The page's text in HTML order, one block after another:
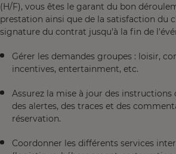
(H/F), vous êtes le garant du bon
prestation ainsi que de la satisfaction du
signature du contrat jusqu'à la fin de
Gérer les demandes groupes : loisir,
incentives, entertainment, etc.
Assurez la mise à jour des instructions
des alertes, des traces et des
réservation.
Coordonner les différents services